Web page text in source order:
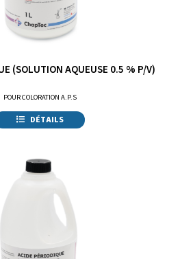
(SOLUTION AQUEUSE 0.5 % P/V)
POUR COLORATION A.P.S
DÉTAILS